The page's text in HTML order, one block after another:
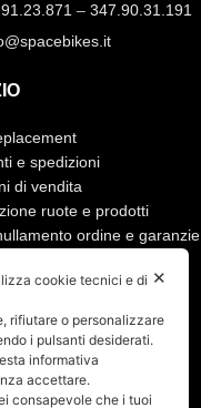
– 347.90.31.191
e spedizioni
di vendita
ruote e prodotti
ordine e garanzie
✕
cookie tecnici e di
rifiutare o personalizzare
i pulsanti desiderati.
informativa
accettare.
consapevole che i tuoi